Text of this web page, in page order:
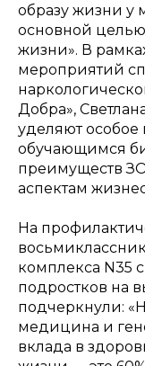
образу жизни у
основной
жизни». В
мероприятий
Добра»,
уделяют
обучающимся
преимуществ
аспектам
На
комплекса N35
подростков на
подчеркнули:
медицина и
вклада в